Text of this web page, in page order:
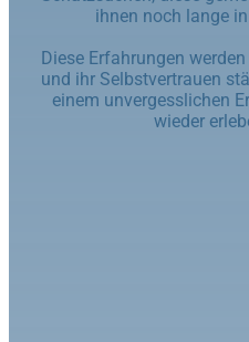
ihnen noch lange
Diese Erfahrungen
und ihr Selbstvertrauen
einem unvergesslichen
wieder